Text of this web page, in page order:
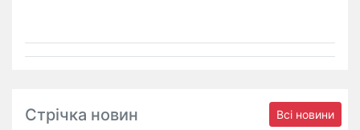
Стрічка новин Всі новини